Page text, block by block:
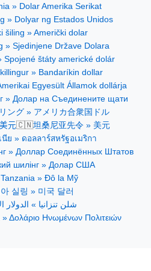
» Dolar Amerika Serikat
» Dolyar ng Estados Unidos
šiling » Američki dolar
» Sjedinjene Države Dolara
Spojené štáty americké dolár
» Bandaríkin dollar
Egyesült Államok dollárja
» Долар на Съединените щати
ング » アメリカ合衆国ドル
元🇨🇳坦桑尼亚先令 » 美元
ย » ดอลลาร์สหรัฐอเมริกา
» Доллар Соединённых Штатов
шилінг » Долар США
» Đô la Mỹ
실링 » 미국 달러
شلن تنزانيا » الدولار
» Δολάριο Ηνωμένων Πολιτειών